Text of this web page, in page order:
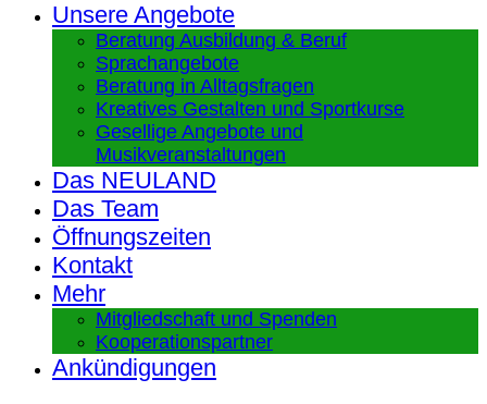
Unsere Angebote
Beratung Ausbildung & Beruf
Sprachangebote
Beratung in Alltagsfragen
Kreatives Gestalten und Sportkurse
Gesellige Angebote und
Musikveranstaltungen
Das NEULAND
Das Team
Öffnungszeiten
Kontakt
Mehr
Mitgliedschaft und Spenden
Kooperationspartner
Ankündigungen